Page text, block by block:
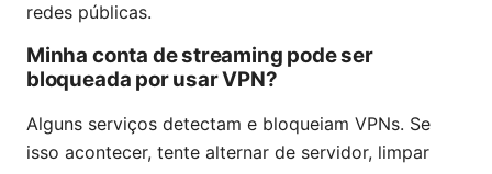
redes públicas.
Minha conta de streaming pode ser
bloqueada por usar VPN?
Alguns serviços detectam e bloqueiam VPNs. Se
isso acontecer, tente alternar de servidor, limpar